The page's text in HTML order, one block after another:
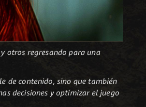
otros regresando para una
de contenido, sino que también
decisiones y optimizar el juego